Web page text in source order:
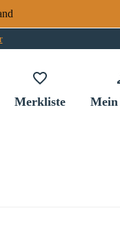
MerklisteDu hast